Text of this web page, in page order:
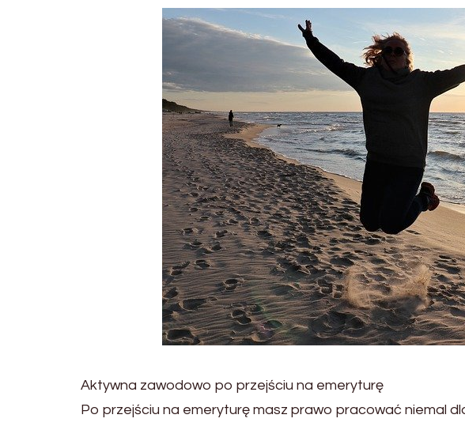
Aktywna zawodowo po przejściu na emeryturę
Po przejściu na emeryturę masz prawo pracować niemal